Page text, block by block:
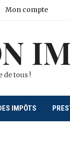
Mon compte
de tous !
IMPÔTS